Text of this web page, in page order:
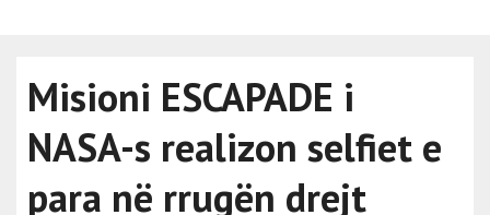
Misioni ESCAPADE i
NASA-s realizon selfiet e
para në rrugën drejt